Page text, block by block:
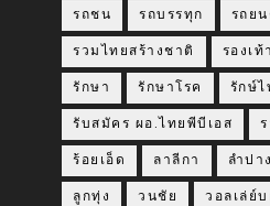
รถชน รถบรรทุก รถย
รวมไทยสร้างชาติ รองเท้า
รักษา รักษาโรค รักษ์ไ
รับสมัคร ผอ.ไทยพีบีเอส
ร้อยเอ็ด ลาลีกา ลำปาง
ลูกทุ่ง วนชัย วอลเล่ย์